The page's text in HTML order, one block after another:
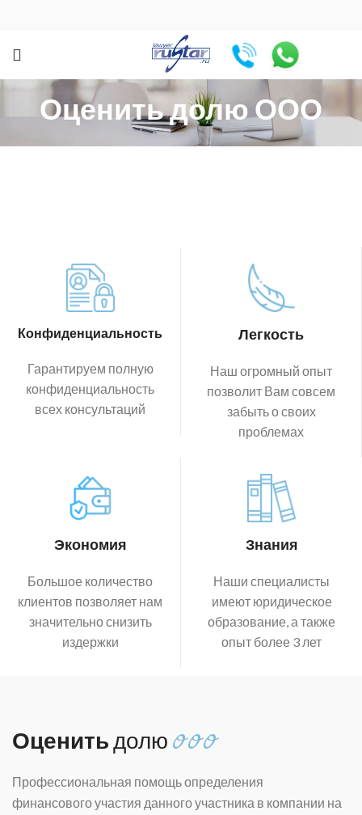
Оценить долю ООО
Конфиденциальность
Гарантируем полную
конфиденциальность
всех консультаций
Легкость
Наш огромный опыт
позволит Вам совсем
забыть о своих
проблемах
Экономия
Большое количество
клиентов позволяет нам
значительно снизить
издержки
Знания
Наши специалисты
имеют юридическое
образование, а также
опыт более 3 лет
Оценитьдолю ООО
Профессиональная помощь определения
финансового участия данного участника в компании на